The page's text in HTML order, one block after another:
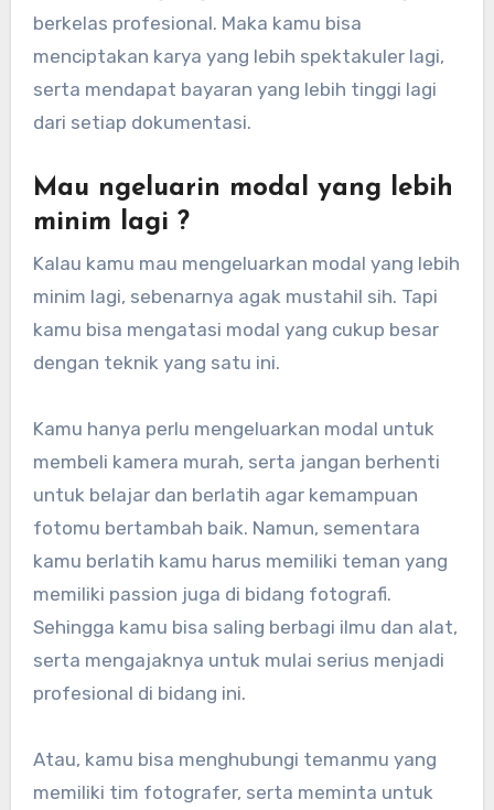
berkelas profesional. Maka kamu bisa
menciptakan karya yang lebih spektakuler lagi,
serta mendapat bayaran yang lebih tinggi lagi
dari setiap dokumentasi.
Mau ngeluarin modal yang lebih
minim lagi ?
Kalau kamu mau mengeluarkan modal yang lebih
minim lagi, sebenarnya agak mustahil sih. Tapi
kamu bisa mengatasi modal yang cukup besar
dengan teknik yang satu ini.
Kamu hanya perlu mengeluarkan modal untuk
membeli kamera murah, serta jangan berhenti
untuk belajar dan berlatih agar kemampuan
fotomu bertambah baik. Namun, sementara
kamu berlatih kamu harus memiliki teman yang
memiliki passion juga di bidang fotografi.
Sehingga kamu bisa saling berbagi ilmu dan alat,
serta mengajaknya untuk mulai serius menjadi
profesional di bidang ini.
Atau, kamu bisa menghubungi temanmu yang
memiliki tim fotografer, serta meminta untuk